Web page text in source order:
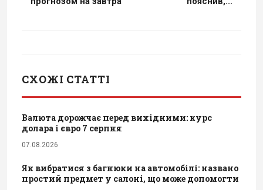
СХОЖІ СТАТТІ
Валюта дорожчає перед вихідними: курс
долара і євро 7 серпня
07.08.2026
Як вибратися з багнюки на автомобілі: названо
простий предмет у салоні, що може допомогти